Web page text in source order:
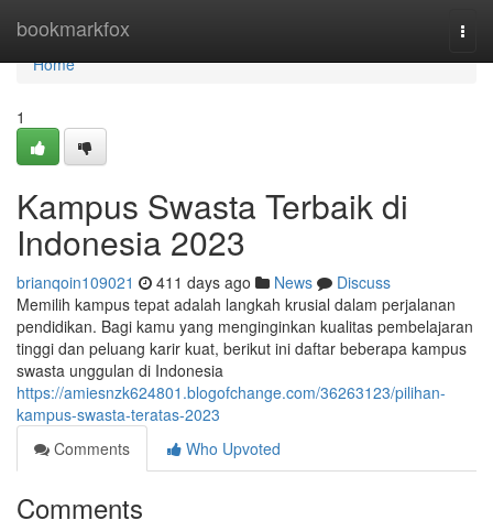
bookmarkfox
Home
Home
1
Kampus Swasta Terbaik di
Indonesia 2023
brianqoin109021 411 days ago News
Discuss
Memilih kampus tepat adalah langkah krusial dalam perjalanan
pendidikan. Bagi kamu yang menginginkan kualitas pembelajaran
tinggi dan peluang karir kuat, berikut ini daftar beberapa kampus
swasta unggulan di Indonesia
https://amiesnzk624801.blogofchange.com/36263123/pilihan-
kampus-swasta-teratas-2023
Comments
Who Upvoted
Comments